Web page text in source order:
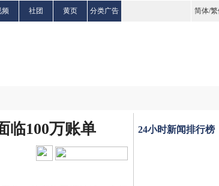
频 社团 黄页 分类广告 简体/繁
临100万账单 24小时新闻排行榜